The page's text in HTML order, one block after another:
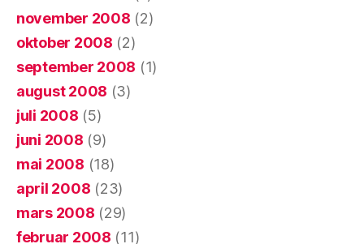
november 2008 (2)
oktober 2008 (2)
september 2008 (1)
august 2008 (3)
juli 2008 (5)
juni 2008 (9)
mai 2008 (18)
april 2008 (23)
mars 2008 (29)
februar 2008 (11)